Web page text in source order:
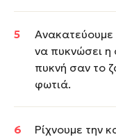
να πυκνώσει η
πυκνή σαν το
φωτιά.
Ρίχνουμε την